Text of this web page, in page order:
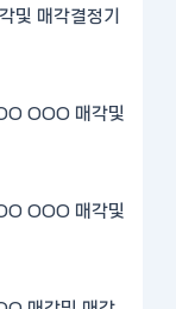
매각결정기
OOO 매각및
OOO 매각및